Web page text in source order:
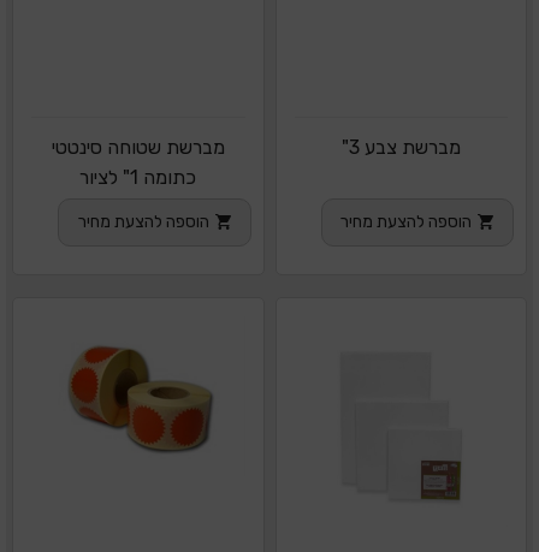
מברשת צבע 3"
הוספה להצעת מחיר
מברשת שטוחה סינטטי
כתומה 1" לציור
הוספה להצעת מחיר